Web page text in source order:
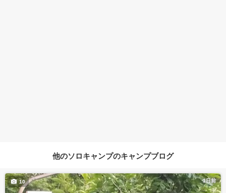
他のソロキャンプのキャンプブログ
1日前
10